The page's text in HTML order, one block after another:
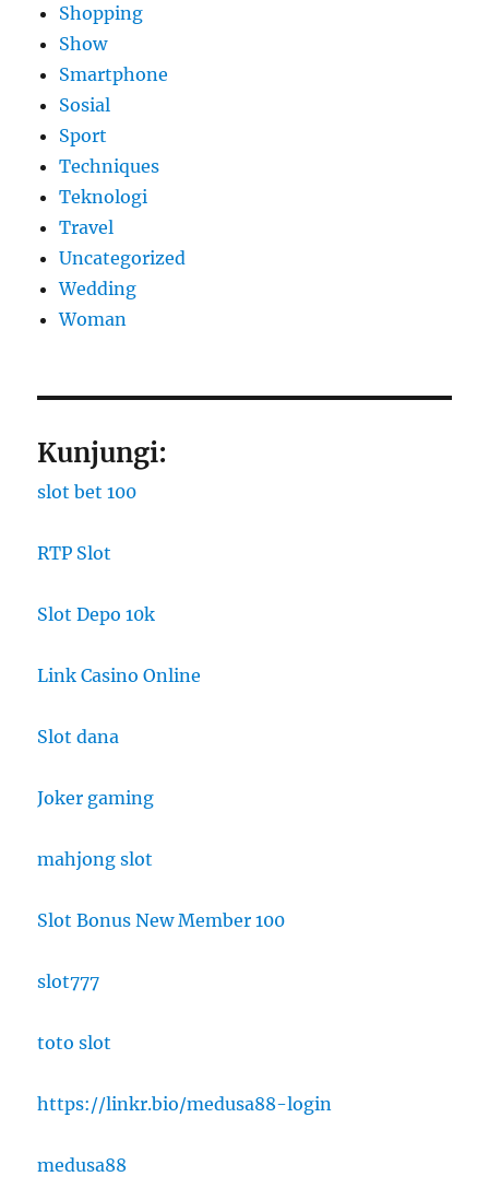
Shopping
Show
Smartphone
Sosial
Sport
Techniques
Teknologi
Travel
Uncategorized
Wedding
Woman
Kunjungi:
slot bet 100
RTP Slot
Slot Depo 10k
Link Casino Online
Slot dana
Joker gaming
mahjong slot
Slot Bonus New Member 100
slot777
toto slot
https://linkr.bio/medusa88-login
medusa88